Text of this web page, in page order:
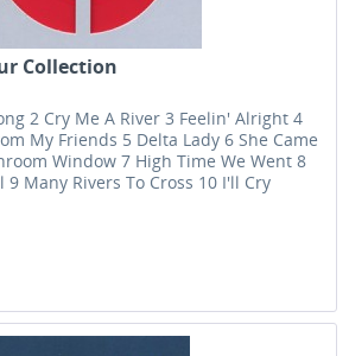
Collection
2 Cry Me A River 3 Feelin' Alright 4
My Friends 5 Delta Lady 6 She Came
Window 7 High Time We Went 8
9 Many Rivers To Cross 10 I'll Cry